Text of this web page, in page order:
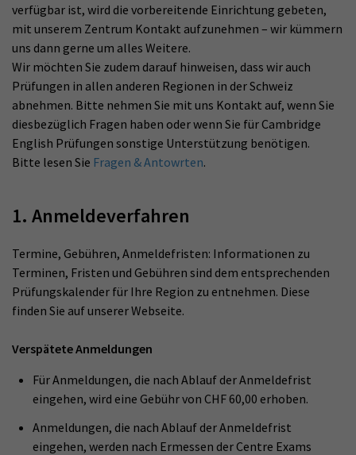
verfügbar ist, wird die vorbereitende Einrichtung gebeten,
mit unserem Zentrum Kontakt aufzunehmen – wir kümmern
uns dann gerne um alles Weitere.
Wir möchten Sie zudem darauf hinweisen, dass wir auch
Prüfungen in allen anderen Regionen in der Schweiz
abnehmen. Bitte nehmen Sie mit uns Kontakt auf, wenn Sie
diesbezüglich Fragen haben oder wenn Sie für Cambridge
English Prüfungen sonstige Unterstützung benötigen.
Bitte lesen Sie Fragen & Antowrten.
1. Anmeldeverfahren
Termine, Gebühren, Anmeldefristen: Informationen zu
Terminen, Fristen und Gebühren sind dem entsprechenden
Prüfungskalender für Ihre Region zu entnehmen. Diese
finden Sie auf unserer Webseite.
Verspätete Anmeldungen
Für Anmeldungen, die nach Ablauf der Anmeldefrist
eingehen, wird eine Gebühr von CHF 60,00 erhoben.
Anmeldungen, die nach Ablauf der Anmeldefrist
eingehen, werden nach Ermessen der Centre Exams